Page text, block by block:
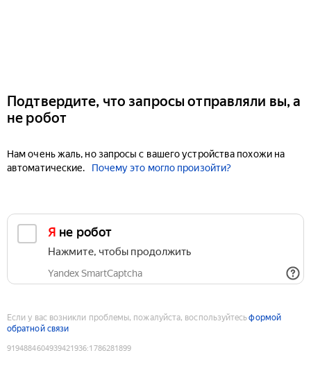
Подтвердите, что запросы отправляли вы, а
не робот
Нам очень жаль, но запросы с вашего устройства похожи на
автоматические.
Почему это могло произойти?
Я не робот
Нажмите, чтобы продолжить
Yandex SmartCaptcha
Если у вас возникли проблемы, пожалуйста, воспользуйтесьформой
обратной связи
9194884604939421936:1786281899